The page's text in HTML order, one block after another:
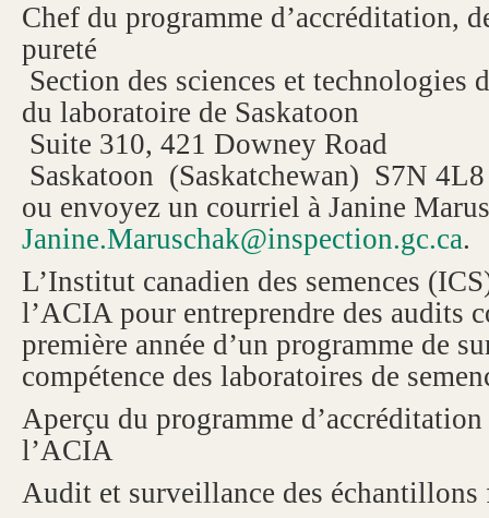
Chef du programme d’accréditation,
pureté
Section des sciences et technologies
du laboratoire de Saskatoon
Suite 310, 421 Downey Road
Saskatoon (Saskatchewan) S7N 4L8
ou envoyez un courriel à Janine
Janine.Maruschak@inspection.gc.ca.
L’Institut canadien des semences
l’ACIA pour entreprendre des audits
première année d’un programme de
compétence des laboratoires de
Aperçu du programme
l’ACIA
Audit et surveillance des échantillons